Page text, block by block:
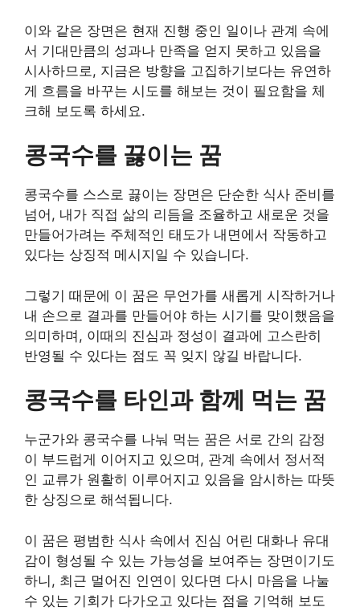
이와 같은 장면은 현재 진행 중인 일이나 관계 속에
서 기대만큼의 성과나 만족을 얻지 못하고 있음을
시사하므로, 지금은 방향을 고집하기보다는 유연하
게 흐름을 바꾸는 시도를 해보는 것이 필요함을 체
크해 보도록 하세요.
콩국수를 끓이는 꿈
콩국수를 스스로 끓이는 장면은 단순한 식사 준비를
넘어, 내가 직접 삶의 리듬을 조율하고 새로운 것을
만들어가려는 주체적인 태도가 내면에서 작동하고
있다는 상징적 메시지일 수 있습니다.
그렇기 때문에 이 꿈은 무언가를 새롭게 시작하거나
내 손으로 결과를 만들어야 하는 시기를 맞이했음을
의미하며, 이때의 진심과 정성이 결과에 고스란히
반영될 수 있다는 점도 꼭 잊지 않길 바랍니다.
콩국수를 타인과 함께 먹는 꿈
누군가와 콩국수를 나눠 먹는 꿈은 서로 간의 감정
이 부드럽게 이어지고 있으며, 관계 속에서 정서적
인 교류가 원활히 이루어지고 있음을 암시하는 따뜻
한 상징으로 해석됩니다.
이 꿈은 평범한 식사 속에서 진심 어린 대화나 유대
감이 형성될 수 있는 가능성을 보여주는 장면이기도
하니, 최근 멀어진 인연이 있다면 다시 마음을 나눌
수 있는 기회가 다가오고 있다는 점을 기억해 보도